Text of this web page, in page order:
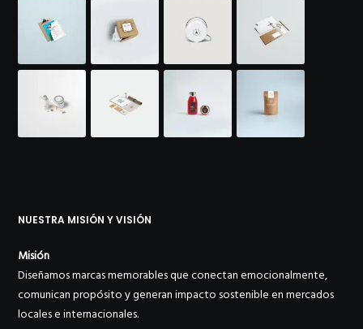
NUESTRA MISIÓN Y VISIÓN
Misión
Diseñamos marcas memorables que conectan emocionalmente,
comunican propósito y generan impacto sostenible en mercados
locales e internacionales.